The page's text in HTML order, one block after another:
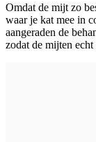
Omdat de mijt zo
waar je kat mee in
aangeraden de
zodat de mijten